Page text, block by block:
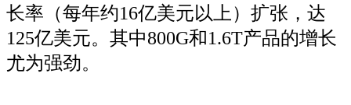
长率（每年约16亿美元以上）扩张，达
125亿美元。其中800G和1.6T产品的增长
尤为强劲。